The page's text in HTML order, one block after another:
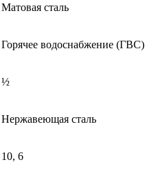
Матовая сталь
Горячее водоснабжение (ГВС)
½
Нержавеющая сталь
10, 6